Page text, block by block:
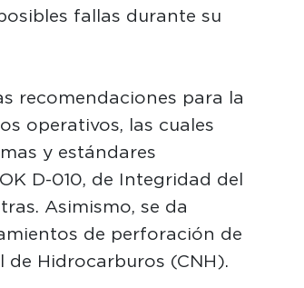
fallas durante su
recomendaciones para la
operativos, las cuales
y estándares
D-010, de Integridad del
Asimismo, se da
de perforación de
Hidrocarburos (CNH).